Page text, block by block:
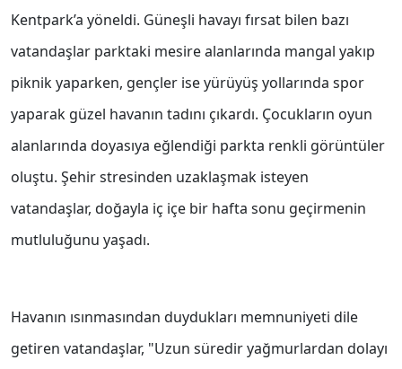
Kentpark’a yöneldi. Güneşli havayı fırsat bilen bazı
vatandaşlar parktaki mesire alanlarında mangal yakıp
piknik yaparken, gençler ise yürüyüş yollarında spor
yaparak güzel havanın tadını çıkardı. Çocukların oyun
alanlarında doyasıya eğlendiği parkta renkli görüntüler
oluştu. Şehir stresinden uzaklaşmak isteyen
vatandaşlar, doğayla iç içe bir hafta sonu geçirmenin
mutluluğunu yaşadı.
Havanın ısınmasından duydukları memnuniyeti dile
getiren vatandaşlar, "Uzun süredir yağmurlardan dolayı